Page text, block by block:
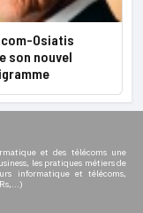
Osiatis
son nouvel
et des télécoms une
les pratiques métiers de
informatique et télécoms,